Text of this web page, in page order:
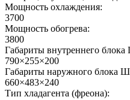
Мощность охлаждения:
3700
Мощность обогрева:
3800
Габариты внутреннего
790×255×200
Габариты наружного блока
660×483×240
Тип хладагента (фреона):